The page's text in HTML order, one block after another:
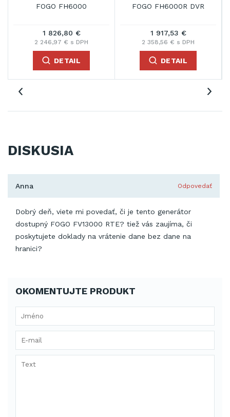
FOGO FH6000
1 826,80 €
2 246,97 € s DPH
DETAIL
FOGO FH6000R DVR
1 917,53 €
2 358,56 € s DPH
DETAIL
DISKUSIA
Anna Odpovedať
Dobrý deň, viete mi povedať, či je tento generátor
dostupný FOGO FV13000 RTE? tiež vás zaujíma, či
poskytujete doklady na vrátenie dane bez dane na
hranici?
OKOMENTUJTE PRODUKT